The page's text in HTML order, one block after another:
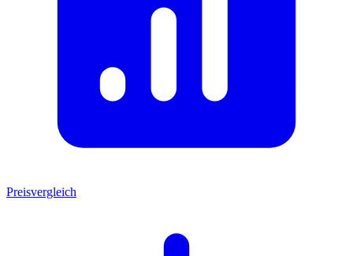
Preisvergleich